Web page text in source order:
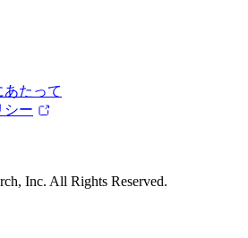
たって
シー
Inc. All Rights Reserved.